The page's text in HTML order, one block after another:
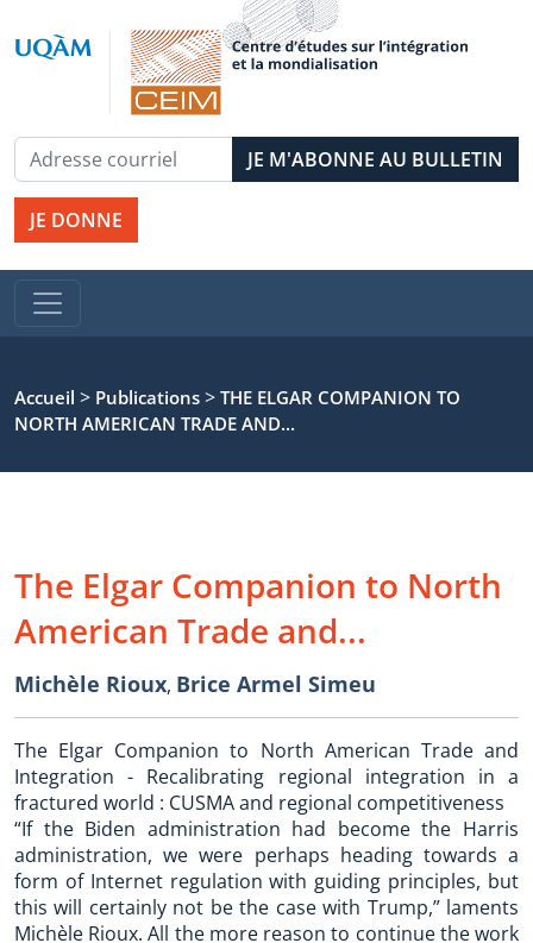
JE DONNE
Accueil > Publications > THE ELGAR COMPANION TO
NORTH AMERICAN TRADE AND...
The Elgar Companion to North
American Trade and...
Michèle Rioux, Brice Armel Simeu
The Elgar Companion to North American Trade and
Integration - Recalibrating regional integration in a
fractured world : CUSMA and regional competitiveness
“If the Biden administration had become the Harris
administration, we were perhaps heading towards a
form of Internet regulation with guiding principles, but
this will certainly not be the case with Trump,” laments
Michèle Rioux. All the more reason to continue the work